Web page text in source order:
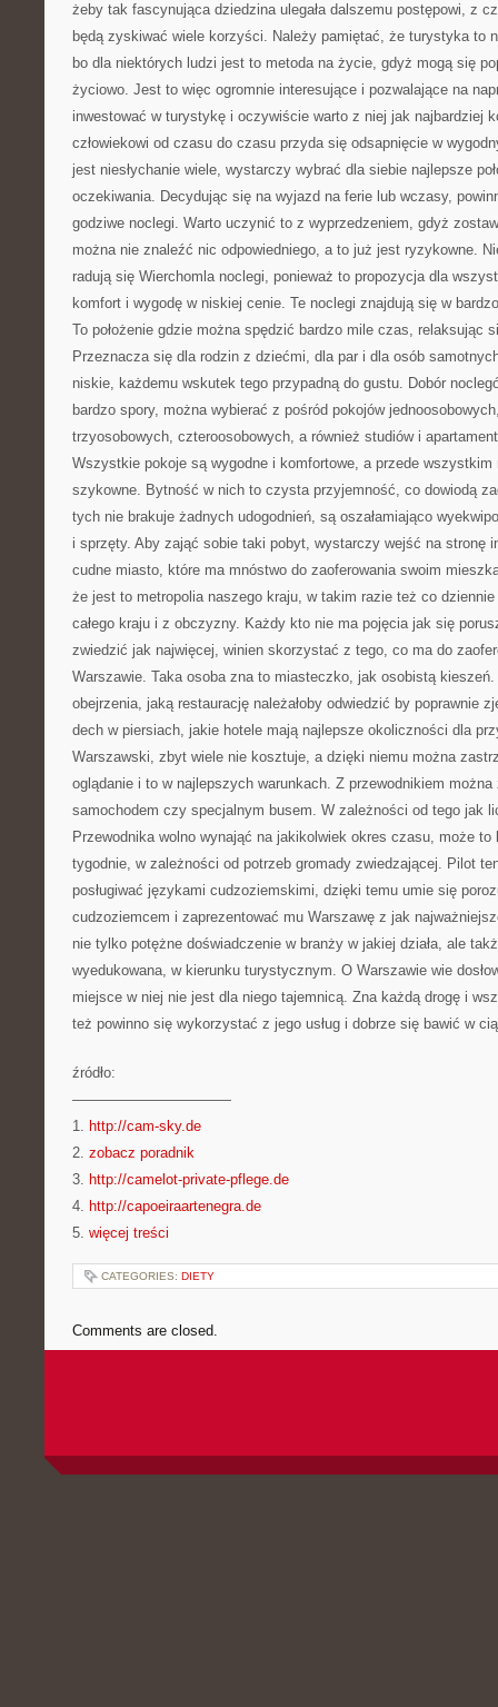
żeby tak fascynująca dziedzina ulegała dalszemu postępowi, z
będą zyskiwać wiele korzyści. Należy pamiętać, że turystyka to
bo dla niektórych ludzi jest to metoda na życie, gdyż mogą się
życiowo. Jest to więc ogromnie interesujące i pozwalające na
inwestować w turystykę i oczywiście warto z niej jak najbardziej
człowiekowi od czasu do czasu przyda się odsapnięcie w
jest niesłychanie wiele, wystarczy wybrać dla siebie najlepsze
oczekiwania. Decydując się na wyjazd na ferie lub wczasy,
godziwe noclegi. Warto uczynić to z wyprzedzeniem, gdyż
można nie znaleźć nic odpowiedniego, a to już jest ryzykowne.
radują się Wierchomla noclegi, ponieważ to propozycja dla
komfort i wygodę w niskiej cenie. Te noclegi znajdują się w
To położenie gdzie można spędzić bardzo mile czas, relaksując
Przeznacza się dla rodzin z dziećmi, dla par i dla osób
niskie, każdemu wskutek tego przypadną do gustu. Dobór
bardzo spory, można wybierać z pośród pokojów
trzyosobowych, czteroosobowych, a również studiów i
Wszystkie pokoje są wygodne i komfortowe, a przede wszystkim
szykowne. Bytność w nich to czysta przyjemność, co dowiodą
tych nie brakuje żadnych udogodnień, są oszałamiająco
i sprzęty. Aby zająć sobie taki pobyt, wystarczy wejść na stronę
cudne miasto, które ma mnóstwo do zaoferowania swoim
że jest to metropolia naszego kraju, w takim razie też co
całego kraju i z obczyzny. Każdy kto nie ma pojęcia jak się
zwiedzić jak najwięcej, winien skorzystać z tego, co ma do
Warszawie. Taka osoba zna to miasteczko, jak osobistą
obejrzenia, jaką restaurację należałoby odwiedzić by poprawnie
dech w piersiach, jakie hotele mają najlepsze okoliczności dla
Warszawski, zbyt wiele nie kosztuje, a dzięki niemu można
oglądanie i to w najlepszych warunkach. Z przewodnikiem
samochodem czy specjalnym busem. W zależności od tego jak
Przewodnika wolno wynająć na jakikolwiek okres czasu, może
tygodnie, w zależności od potrzeb gromady zwiedzającej. Pilot
posługiwać językami cudzoziemskimi, dzięki temu umie się
cudzoziemcem i zaprezentować mu Warszawę z jak
nie tylko potężne doświadczenie w branży w jakiej działa, ale
wyedukowana, w kierunku turystycznym. O Warszawie wie
miejsce w niej nie jest dla niego tajemnicą. Zna każdą drogę i
też powinno się wykorzystać z jego usług i dobrze się bawić w
źródło:
———————————
1. http://cam-sky.de
2. zobacz poradnik
3. http://camelot-private-pflege.de
4. http://capoeiraartenegra.de
5. więcej treści
CATEGORIES: DIETY
Comments are closed.